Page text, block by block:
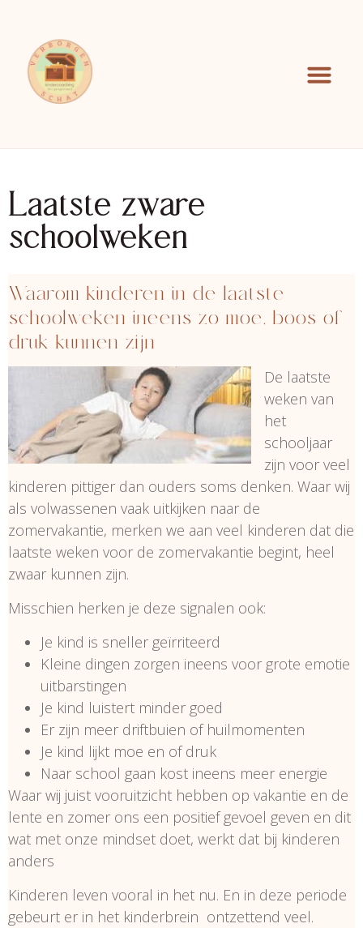
Laatste zware
schoolweken
Waarom kinderen in de laatste
schoolweken ineens zo moe, boos of
druk kunnen zijn
De laatste
weken van
het
schooljaar
zijn voor veel
kinderen pittiger dan ouders soms denken. Waar wij
als volwassenen vaak uitkijken naar de
zomervakantie, merken we aan veel kinderen dat die
laatste weken voor de zomervakantie begint, heel
zwaar kunnen zijn.
Misschien herken je deze signalen ook:
Je kind is sneller geïrriteerd
Kleine dingen zorgen ineens voor grote emotie
uitbarstingen
Je kind luistert minder goed
Er zijn meer driftbuien of huilmomenten
Je kind lijkt moe en of druk
Naar school gaan kost ineens meer energie
Waar wij juist vooruitzicht hebben op vakantie en de
lente en zomer ons een positief gevoel geven en dit
wat met onze mindset doet, werkt dat bij kinderen
anders
Kinderen leven vooral in het nu. En in deze periode
gebeurt er in het kinderbrein ontzettend veel.